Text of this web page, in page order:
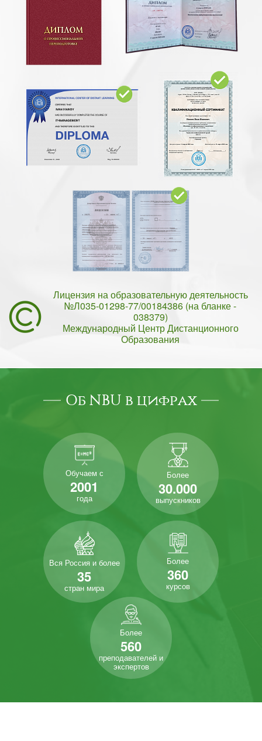
Лицензия на образовательную деятельность
№Л035-01298-77/00184386 (на бланке -
038379)
Международный Центр Дистанционного
Образования
Об NBU в цифрах
Обучаем с
2001
года
Более
30.000
выпускников
Вся Россия и более
35
стран мира
Более
360
курсов
Более
560
преподавателей и
экспертов